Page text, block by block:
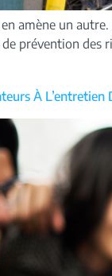
amène un
prévention des
À L’entretien